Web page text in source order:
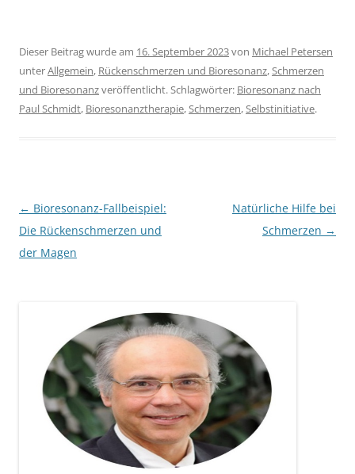
Dieser Beitrag wurde am 16. September 2023von Michael Petersen
unterAllgemein, Rückenschmerzen und Bioresonanz,Schmerzen
und Bioresonanzveröffentlicht. Schlagwörter: Bioresonanz nach
Paul Schmidt, Bioresonanztherapie,Schmerzen,Selbstinitiative.
Beitragsnavigation
← Bioresonanz-Fallbeispiel:
Die Rückenschmerzen und
der Magen
Natürliche Hilfe bei
Schmerzen →